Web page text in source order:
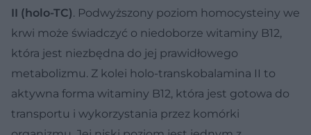
II (holo-TC). Podwyższony poziom homocysteiny we
krwi może świadczyć o niedoborze witaminy B12,
która jest niezbędna do jej prawidłowego
metabolizmu. Z kolei holo-transkobalamina II to
aktywna forma witaminy B12, która jest gotowa do
transportu i wykorzystania przez komórki